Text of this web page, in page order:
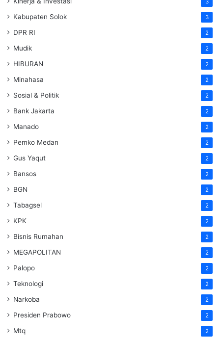
Kabupaten Solok 3
DPR RI 2
Mudik 2
HIBURAN 2
Minahasa 2
Sosial & Politik 2
Bank Jakarta 2
Manado 2
Pemko Medan 2
Gus Yaqut 2
Bansos 2
BGN 2
Tabagsel 2
KPK 2
Bisnis Rumahan 2
MEGAPOLITAN 2
Palopo 2
Teknologi 2
Narkoba 2
Presiden Prabowo 2
Mtq 2